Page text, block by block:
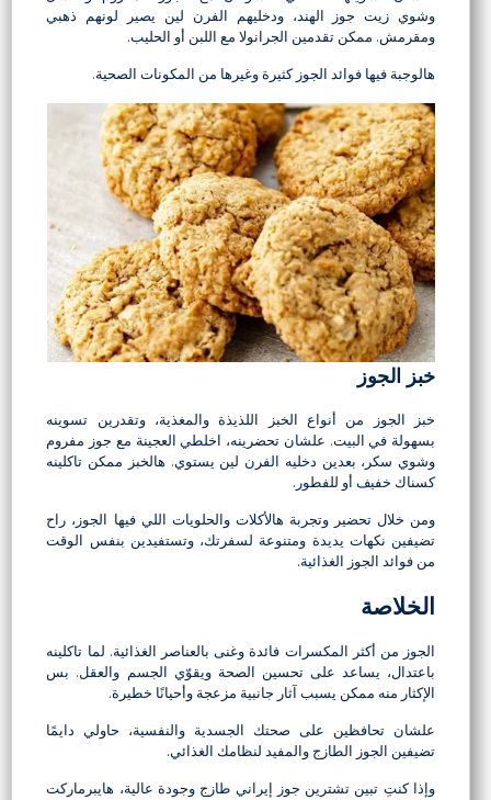
وشوي زيت جوز الهند، ودخليهم الفرن لين يصير لونهم ذهبي
ومقرمش. ممكن تقدمين الجرانولا مع اللبن أو الحليب.
هالوجبة فيها فوائد الجوز كثيرة وغيرها من المكونات الصحية.
خبز الجوز
خبز الجوز من أنواع الخبز اللذيذة والمغذية، وتقدرين تسوينه
بسهولة في البيت. علشان تحضرينه، اخلطي العجينة مع جوز مفروم
وشوي سكر، بعدين دخليه الفرن لين يستوي. هالخبز ممكن تاكلينه
كسناك خفيف أو للفطور.
ومن خلال تحضير وتجربة هالأكلات والحلويات اللي فيها الجوز، راح
تضيفين نكهات يديدة ومتنوعة لسفرتك، وتستفيدين بنفس الوقت
من فوائد الجوز الغذائية.
الخلاصة
الجوز من أكثر المكسرات فائدة وغنى بالعناصر الغذائية. لما تاكلينه
باعتدال، يساعد على تحسين الصحة ويقوّي الجسم والعقل. بس
الإكثار منه ممكن يسبب آثار جانبية مزعجة وأحيانًا خطيرة.
علشان تحافظين على صحتك الجسدية والنفسية، حاولي دايمًا
تضيفين الجوز الطازج والمفيد لنظامك الغذائي.
وإذا كنتِ تبين تشترين جوز إيراني طازج وجودة عالية، هايبرماركت